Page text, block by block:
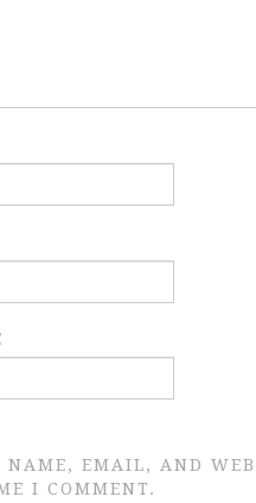
NAME, EMAIL, AND
I COMMENT.